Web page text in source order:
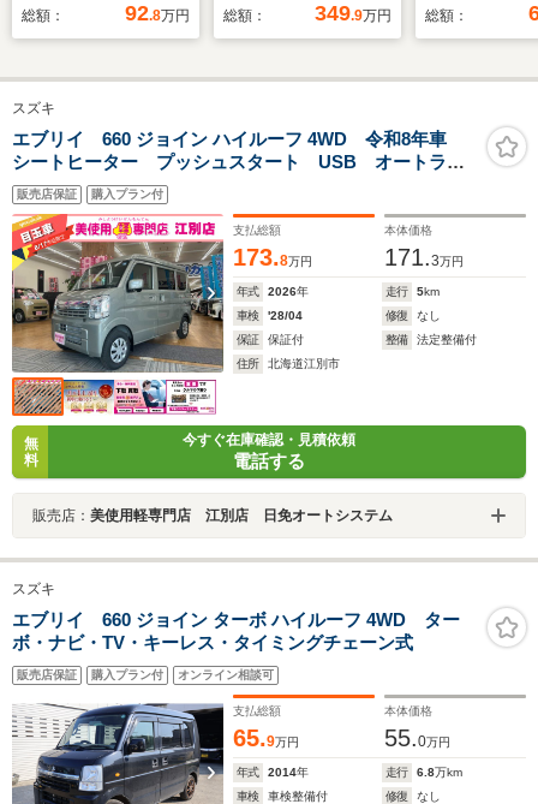
アルカメラブレーキサ
ポート/車線逸脱警報/
クルーズコントロー
ル/シートヒーター/オ
ートライト/LEDヘッ
ドライト
総額： 92.8万円
ートヒーター スマー
ETC2.0 純正18イン
チアルミ 車線逸脱警
総額： 349.9万円
ートエアコン
シュスタート
リングストッ
総額：
スズキ
エブリイ 660 ジョイン ハイルーフ 4WD 令和8年車
シートヒーター プッシュスタート USB オートライ
ト 両側スライドドア
販売店保証 購入プラン付
支払総額
173.8万円
本体価格
171.3万円
年式 2026年 走行 5km
車検
'28/04 修復
なし
保証
保証付 整備
法定整備付
住所
北海道江別市
無
料
今すぐ在庫確認・見積依頼
電話する
販売店： 美使用軽専門店 江別店 日免オートシステム
スズキ
エブリイ 660 ジョイン ターボ ハイルーフ 4WD ター
ボ・ナビ・TV・キーレス・タイミングチェーン式
販売店保証 購入プラン付 オンライン相談可
支払総額
65.9万円
本体価格
55.0万円
年式 2014年 走行 6.8万km
車検
車検整備付 修復
なし